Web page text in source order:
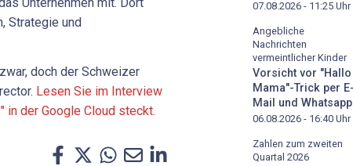
Strategie und
doch der Schweizer
Lesen Sie im Interview
der Google Cloud steckt.
07.08.2026 - 11:25 Uhr
Angebliche
Nachrichten
vermeintlicher Kinder
Vorsicht vor "Hallo
Mama"-Trick per E-
Mail und Whatsapp
06.08.2026 - 16:40 Uhr
Zahlen zum zweiten
Quartal 2026